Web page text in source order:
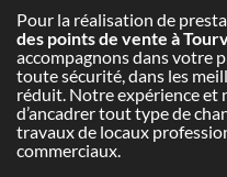
Pour la réalisation de
des points de vente à
accompagnons dans votre
toute sécurité, dans les
réduit. Notre expérience et
d’ancadrer tout type de
travaux de locaux
commerciaux.